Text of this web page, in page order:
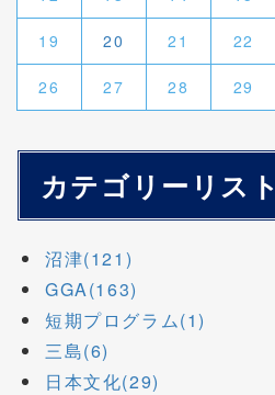
19 20 21 22
26 27 28 29
カテゴリーリスト
沼津(121)
GGA(163)
短期プログラム(1)
三島(6)
日本文化(29)